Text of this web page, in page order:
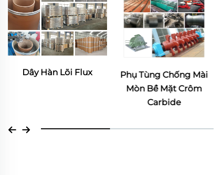
Dây Hàn Lõi Flux
Phụ Tùng Chống Mài
Mòn Bề Mặt Crôm
Carbide